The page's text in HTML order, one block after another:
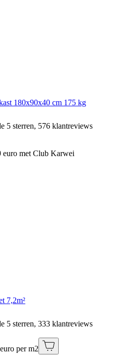
180x90x40 cm 175 kg
5 sterren, 576 klantreviews
euro met Club Karwei
7,2m²
5 sterren, 333 klantreviews
per m2